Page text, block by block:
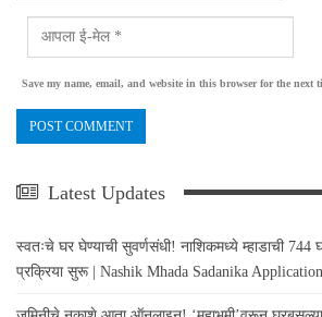
Save my name, email, and website in this browser for the next
Latest Updates
स्वतःचे घर घेण्याची सुवर्णसंधी! नाशिकमध्ये म्हाडाची
प्रक्रिया सुरू | Nashik Mhada Sadanika